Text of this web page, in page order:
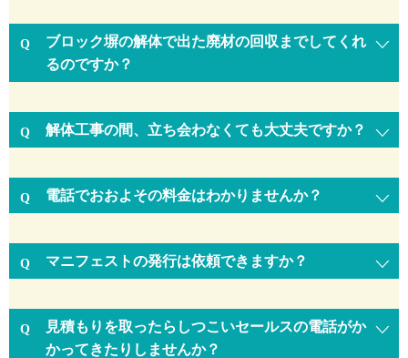
ブロック塀の解体で出た廃材の回収までしてくれ
るのですか？
解体工事の間、立ち会わなくても大丈夫ですか？
電話でおおよその料金はわかりませんか？
マニフェストの発行は依頼できますか？
見積もりを取ったらしつこいセールスの電話がか
かってきたりしませんか？